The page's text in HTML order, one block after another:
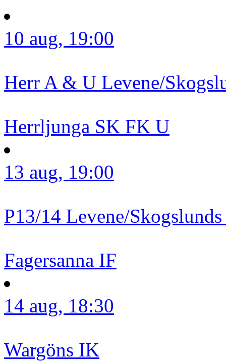
10 aug, 19:00
Herr A & U Levene/
Herrljunga SK FK U
13 aug, 19:00
P13/14 Levene/
Fagersanna IF
14 aug, 18:30
Wargöns IK